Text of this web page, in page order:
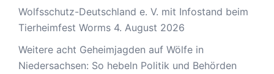
Wolfsschutz-Deutschland e. V. mit Infostand beim
Tierheimfest Worms 4. August 2026
Weitere acht Geheimjagden auf Wölfe in
Niedersachsen: So hebeln Politik und Behörden